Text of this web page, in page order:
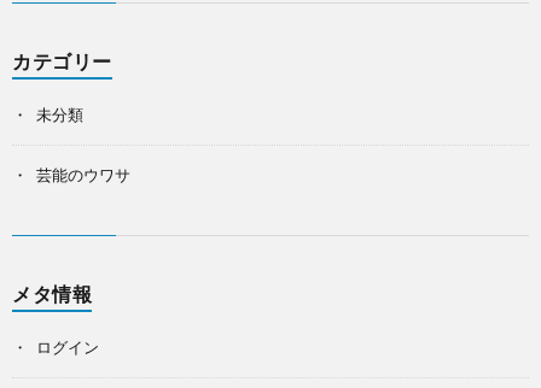
カテゴリー
未分類
芸能のウワサ
メタ情報
ログイン